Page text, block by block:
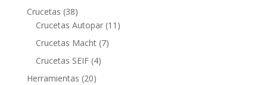
Crucetas 3838
productos
Crucetas Autopar 11 11
Crucetas Macht 77
Crucetas SEIF 44
Herramientas 2020